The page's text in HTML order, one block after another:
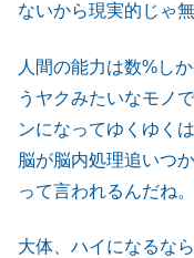
ないから現実的じゃ
人間の能力は数%し
うヤクみたいなモノ
ンになってゆくゆく
脳が脳内処理追いつ
って言われるんだね。
大体、ハイになるな